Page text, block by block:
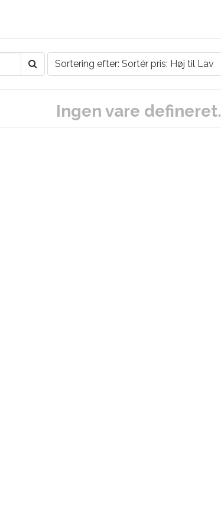
Sortering efter: Sortér pris: Høj til Lav
Ingen vare defineret.